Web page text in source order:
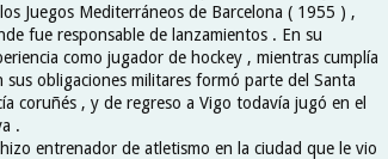
Juegos Mediterráneos de Barcelona ( 1955 ) ,
fue responsable de lanzamientos . En su
como jugador de hockey , mientras cumplía
sus obligaciones militares formó parte del Santa
coruñés , y de regreso a Vigo todavía jugó en el
.
entrenador de atletismo en la ciudad que le vio